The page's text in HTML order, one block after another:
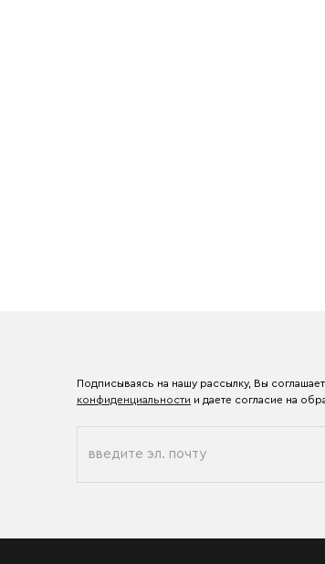
Подписываясь на нашу рассылку, Вы
конфиденциальности и даете согласие на